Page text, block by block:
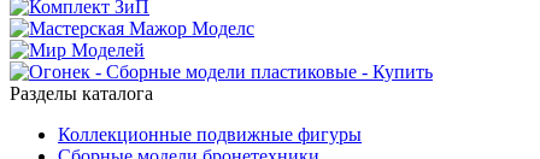
Разделы каталога
Коллекционные подвижные фигуры